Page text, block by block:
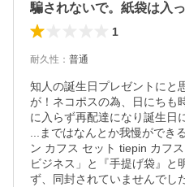
騙されないで。紙袋は入
1
耐久性 ： 普通
知人の誕生日プレゼントにと
が！ネコポスの為、日にちも
に入らず再配達になり誕生日
...まではなんとか我慢ができ
ン カフス セット tiepin カフ
ビジネス」と『手提げ袋』と
ず、同封されていませんでし